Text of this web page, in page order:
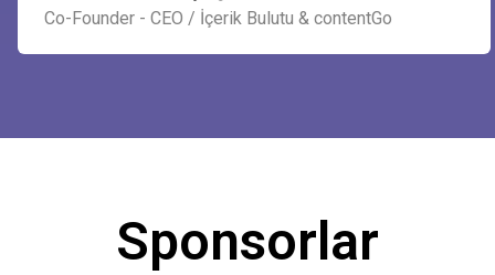
Co-Founder - CEO / İçerik Bulutu & contentGo
Sponsorlar